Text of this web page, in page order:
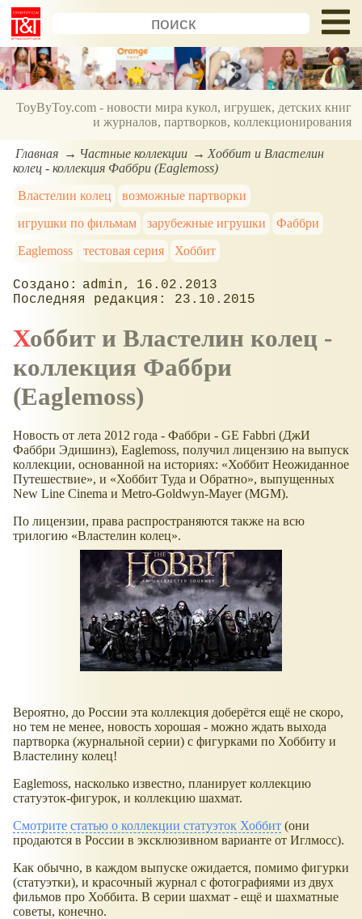
ToyByToy.com - новости мира кукол, игрушек, детских книг
и журналов, партворков, коллекционирования
Главная Частные коллекции
Хоббит и Властелин
колец - коллекция Фаббри (Eaglemoss)
Властелин колец
возможные партворки
игрушки по фильмам
зарубежные игрушки
Фаббри
Eaglemoss
тестовая серия Хоббит
admin
16.02.2013
23.10.2015
Хоббит и Властелин колец -
коллекция Фаббри
(Eaglemoss)
Новость от лета 2012 года - Фаббри - GE Fabbri (ДжИ
Фаббри Эдишинз), Eaglemoss, получил лицензию на выпуск
коллекции, основанной на историях:
Хоббит Неожиданное
Путешествие , и Хоббит Туда и Обратно , выпущенных
New Line Cinema и Metro-Goldwyn-Mayer (MGM).
По лицензии, права распространяются также на всю
трилогию
Властелин колец .
Вероятно, до России эта коллекция доберётся ещё не скоро,
но тем не менее, новость хорошая - можно ждать выхода
партворка (журнальной серии) с фигурками по Хоббиту и
Властелину колец!
Eaglemoss, насколько известно, планирует коллекцию
статуэток-фигурок, и коллекцию шахмат.
Смотрите статью о коллекции статуэток Хоббит (они
продаются в России в эксклюзивном варианте от Иглмосс).
Как обычно, в каждом выпуске ожидается, помимо фигурки
(статуэтки), и красочный журнал с фотографиями из двух
фильмов про Хоббита. В серии шахмат - ещё и шахматные
советы, конечно.